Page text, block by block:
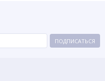
0500.012
ПОДПИСАТЬСЯ